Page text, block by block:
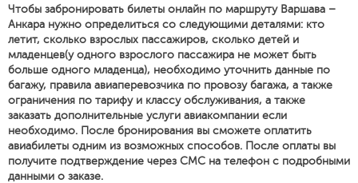
Чтобы забронировать билеты онлайн по маршруту Варшава –
Анкара нужно определиться со следующими деталями: кто
летит, сколько взрослых пассажиров, сколько детей и
младенцев(у одного взрослого пассажира не может быть
больше одного младенца), необходимо уточнить данные по
багажу, правила авиаперевозчика по провозу багажа, а также
ограничения по тарифу и классу обслуживания, а также
заказать дополнительные услуги авиакомпании если
необходимо. После бронирования вы сможете оплатить
авиабилеты одним из возможных способов. После оплаты вы
получите подтверждение через СМС на телефон с подробными
данными о заказе.